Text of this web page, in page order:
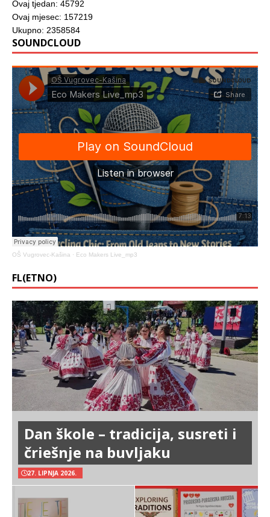
Ovaj tjedan: 45792
Ovaj mjesec: 157219
Ukupno: 2358584
SOUNDCLOUD
OŠ Vugrovec-Kašina · Eco Makers Live_mp3
FL(ETNO)
Dan škole – tradicija, susreti i
čriešnje na buvljaku
27. LIPNJA 2026.